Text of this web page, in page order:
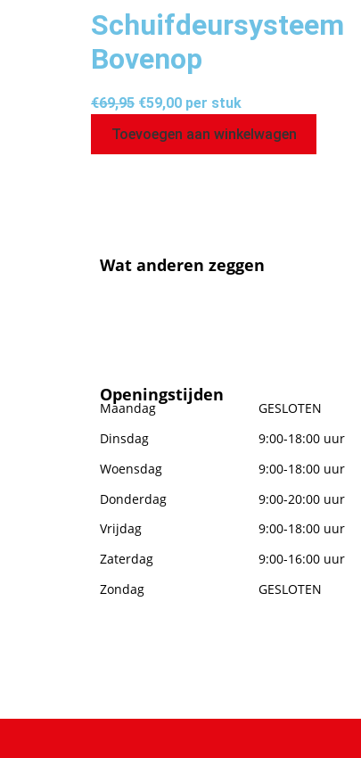
Schuifdeursysteem
Bovenop
€69,95 €59,00 per stuk
Toevoegen aan winkelwagen
Wat anderen zeggen
Openingstijden
Maandag
GESLOTEN
Dinsdag
9:00-18:00 uur
Woensdag
9:00-18:00 uur
Donderdag
9:00-20:00 uur
Vrijdag
9:00-18:00 uur
Zaterdag
9:00-16:00 uur
Zondag
GESLOTEN